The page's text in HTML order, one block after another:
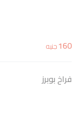
160جنيه
فراخ بوبرز